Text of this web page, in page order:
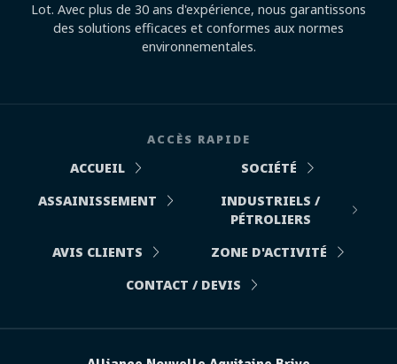
Lot. Avec plus de 30 ans d'expérience, nous garantissons
des solutions efficaces et conformes aux normes
environnementales.
ACCÈS RAPIDE
ACCUEIL
SOCIÉTÉ
ASSAINISSEMENT
INDUSTRIELS /
PÉTROLIERS
AVIS CLIENTS
ZONE D'ACTIVITÉ
CONTACT / DEVIS